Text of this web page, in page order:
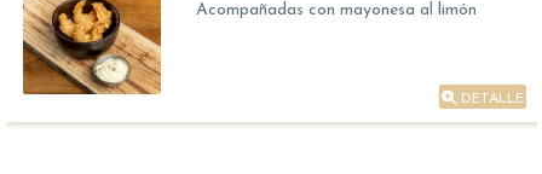
Acompañadas con mayonesa al limón
DETALLE